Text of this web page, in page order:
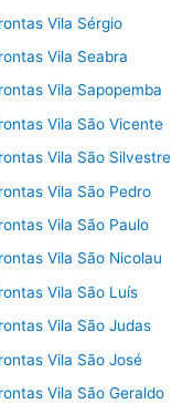
Vila Sérgio
Vila Seabra
Vila Sapopemba
Vila São Vicente
Vila São Silvestre
Vila São Pedro
Vila São Paulo
Vila São Nicolau
Vila São Luís
Vila São Judas
Vila São José
Vila São Geraldo